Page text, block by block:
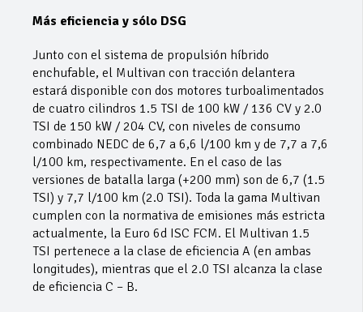
Más eficiencia y sólo DSG
Junto con el sistema de propulsión híbrido
enchufable, el Multivan con tracción delantera
estará disponible con dos motores turboalimentados
de cuatro cilindros 1.5 TSI de 100 kW / 136 CV y 2.0
TSI de 150 kW / 204 CV, con niveles de consumo
combinado NEDC de 6,7 a 6,6 l/100 km y de 7,7 a 7,6
l/100 km, respectivamente. En el caso de las
versiones de batalla larga (+200 mm) son de 6,7 (1.5
TSI) y 7,7 l/100 km (2.0 TSI). Toda la gama Multivan
cumplen con la normativa de emisiones más estricta
actualmente, la Euro 6d ISC FCM. El Multivan 1.5
TSI pertenece a la clase de eficiencia A (en ambas
longitudes), mientras que el 2.0 TSI alcanza la clase
de eficiencia C – B.